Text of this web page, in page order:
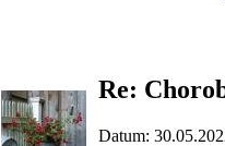
Re:
Datum: